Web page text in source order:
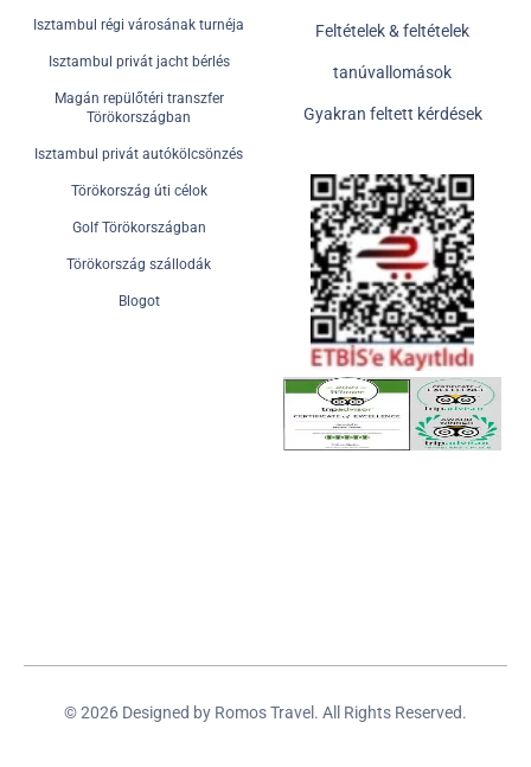
Isztambul régi városának turnéja
Isztambul privát jacht bérlés
Magán repülőtéri transzfer
Törökországban
Isztambul privát autókölcsönzés
Törökország úti célok
Golf Törökországban
Törökország szállodák
Blogot
Feltételek & feltételek
tanúvallomások
Gyakran feltett kérdések
© 2026 Designed by Romos Travel. All Rights Reserved.